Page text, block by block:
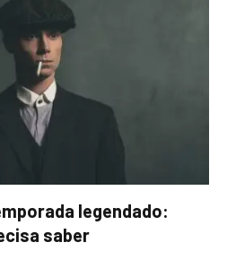
legendado:
saber